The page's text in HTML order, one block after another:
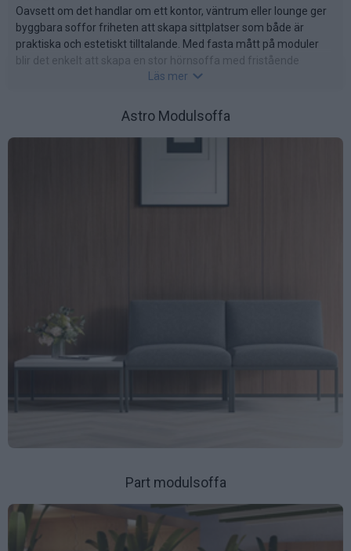
Oavsett om det handlar om ett kontor, väntrum eller lounge ger
byggbara soffor friheten att skapa sittplatser som både är
praktiska och estetiskt tilltalande. Med fasta mått på moduler
blir det enkelt att skapa en stor hörnsoffa med fristående
sittpuffar. Med ett modulärt system som möjliggör
sektioner, L- eller U-former samt som fristående enheter. Det gör
möblerade zoner i öppna planlösningar.
anpassas för både tillfälliga och mer permanenta
Välkommen med er förfrågan!
Läs mer
Astro Modulsoffa
Part modulsoffa